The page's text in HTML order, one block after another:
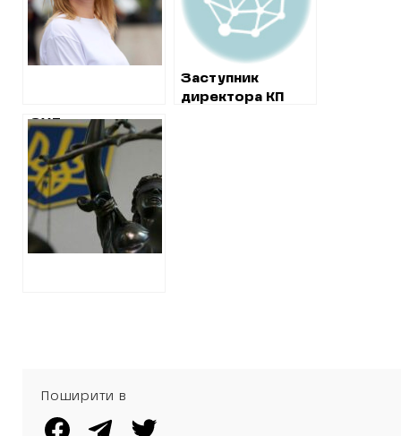
Колісник
висунули підозру
за забуті
квартири у
Заступник
директора КП
СУД
ОШТРАФУВАВ
СПІВРОБІТНИКА,
ЯКИЙ ЗАПІЗНО
ПОВІДОМИВ
НАЗК ПРО
ПРИДБАННЯ
КОШТОВНОЇ
Поширити в